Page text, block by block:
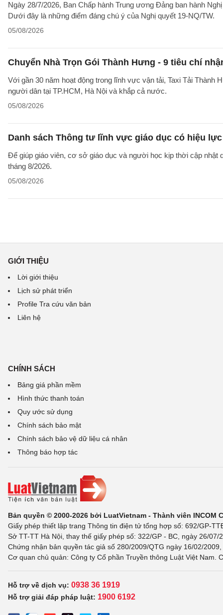
Ngày 28/7/2026, Ban Chấp hành Trung ương Đảng ban hành
Dưới đây là những điểm đáng chú ý của Nghị quyết 19-NQ/TW.
05/08/2026
Chuyển Nhà Trọn Gói Thành Hưng - 9 tiêu chí
Với gần 30 năm hoạt động trong lĩnh vực vận tải, Taxi Tải Thành
người dân tại TP.HCM, Hà Nội và khắp cả nước.
05/08/2026
Danh sách Thông tư lĩnh vực giáo dục có hiệu
Để giúp giáo viên, cơ sở giáo dục và người học kịp thời cập
tháng 8/2026.
05/08/2026
GIỚI THIỆU
Lời giới thiệu
Lịch sử phát triển
Profile Tra cứu văn bản
Liên hệ
CHÍNH SÁCH
Bảng giá phần mềm
Hình thức thanh toán
Quy ước sử dụng
Chính sách bảo mật
Chính sách bảo vệ dữ liệu cá nhân
Thông báo hợp tác
Bản quyền © 2000-2026 bởi LuatVietnam - Thành viên INCOM
Giấy phép thiết lập trang Thông tin điện tử tổng hợp số: 692/GP-
Sở TT-TT Hà Nội, thay thế giấy phép số: 322/GP - BC, ngày 26/
Chứng nhận bản quyền tác giả số 280/2009/QTG ngày 16/02/
Cơ quan chủ quản: Công ty Cổ phần Truyền thông Luật Việt Nam.
Hỗ trợ về dịch vụ: 0938 36 1919
Hỗ trợ giải đáp pháp luật: 1900 6192